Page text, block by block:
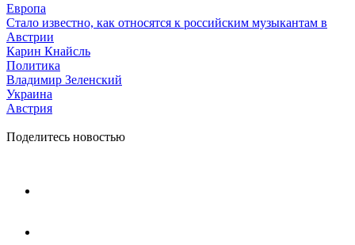
Европа
Стало известно, как относятся к российским музыкантам в
Австрии
Карин Кнайсль
Политика
Владимир Зеленский
Украина
Австрия
Поделитесь новостью